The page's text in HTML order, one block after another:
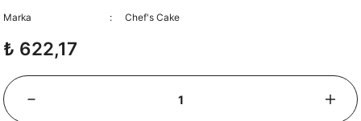
Marka Chef's Cake
₺ 622,17